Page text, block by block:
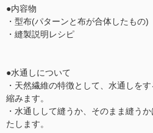
●内容物
・型布(パターンと布が合体したもの)
・縫製説明レシピ
●水通しについて
・天然繊維の特徴として、水通しを
縮みます。
・水通しして縫うか、そのまま縫う
たします。